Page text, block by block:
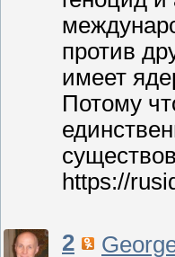
против
имеет
Потому
https://
2